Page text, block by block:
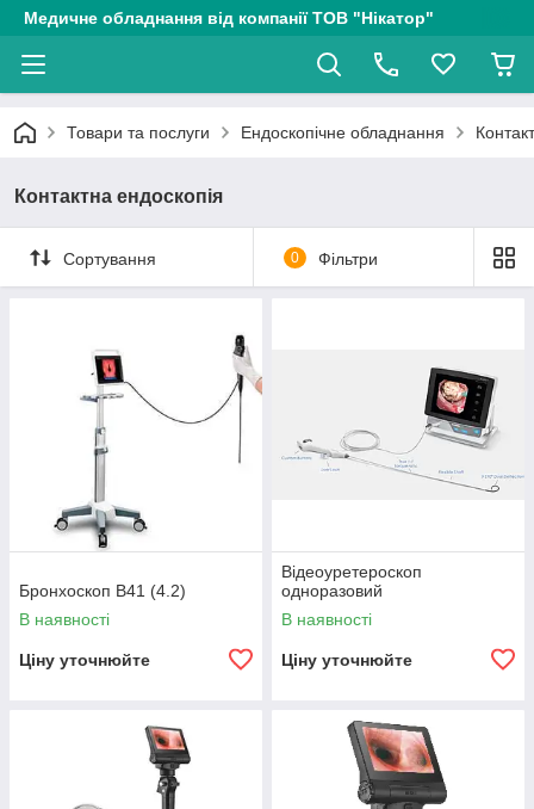
Медичне обладнання від компанії ТОВ "Нікатор"
Товари та послуги Ендоскопічне обладнання
Контактна ендоскопія
Сортування 0 Фільтри
Бронхоскоп В41 (4.2)
В наявності
Ціну уточнюйте
Відеоуретероскоп
одноразовий
В наявності
Ціну уточнюйте